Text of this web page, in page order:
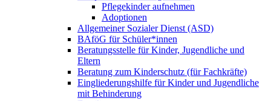
Pflegekinder aufnehmen
Adoptionen
Allgemeiner Sozialer Dienst (ASD)
BAföG für Schüler*innen
Beratungsstelle für Kinder, Jugendliche und
Eltern
Beratung zum Kinderschutz (für Fachkräfte)
Eingliederungshilfe für Kinder und Jugendliche
mit Behinderung